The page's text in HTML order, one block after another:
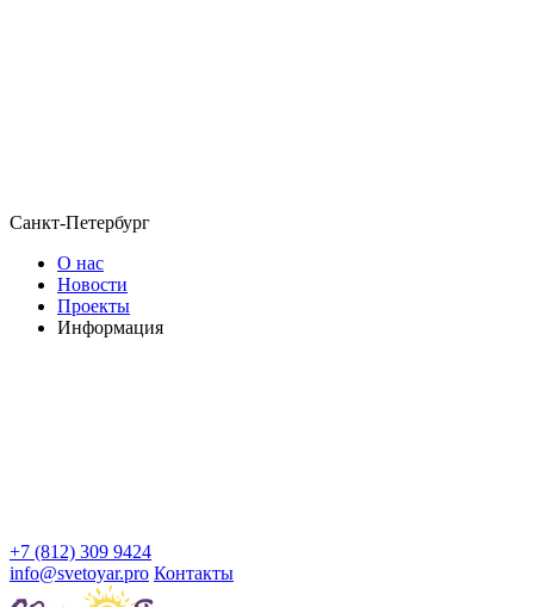
Санкт-Петербург
О нас
Новости
Проекты
Информация
+7 (812) 309 9424
info@svetoyar.pro Контакты